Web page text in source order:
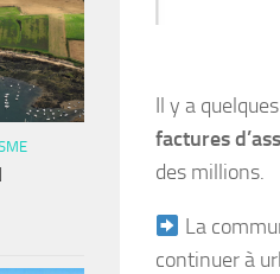
Il y a
factures
des millions.
La
continuer à